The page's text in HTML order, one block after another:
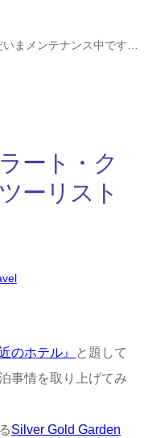
いまメンテナンス中です…
ート・ク
ーリスト
のホテル』
と題して
事情を取り上げてみ
Silver Gold Garden